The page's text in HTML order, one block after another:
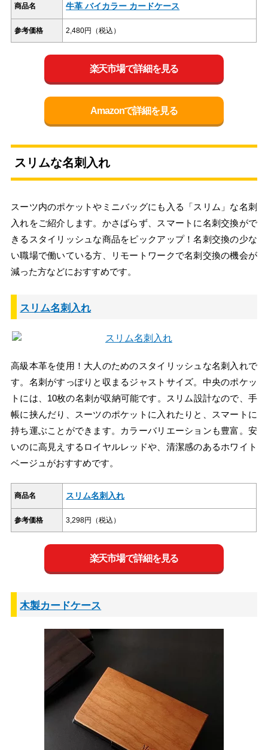
商品名 牛革 バイカラー カードケース
参考価格 2,480円（税込）
楽天市場で詳細を見る
Amazonで詳細を見る
スリムな名刺入れ
スーツ内のポケットやミニバッグにも入る「スリム」な名刺
入れをご紹介します。かさばらず、スマートに名刺交換がで
きるスタイリッシュな商品をピックアップ！名刺交換の少な
い職場で働いている方、リモートワークで名刺交換の機会が
減った方などにおすすめです。
スリム名刺入れ
高級本革を使用！大人のためのスタイリッシュな名刺入れで
す。名刺がすっぽりと収まるジャストサイズ。中央のポケッ
トには、10枚の名刺が収納可能です。スリム設計なので、手
帳に挟んだり、スーツのポケットに入れたりと、スマートに
持ち運ぶことができます。カラーバリエーションも豊富。安
いのに高見えするロイヤルレッドや、清潔感のあるホワイト
ベージュがおすすめです。
商品名 スリム名刺入れ
参考価格 3,298円（税込）
楽天市場で詳細を見る
木製カードケース